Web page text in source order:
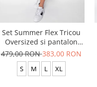
Set Summer Flex Tricou
Oversized si pantalon
scurt Baggy Black
479,00 RON383,00 RON
S M L XL